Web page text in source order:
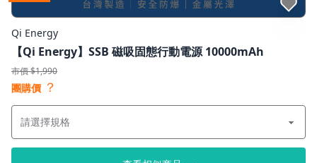
Qi Energy
【Qi Energy】SSB 磁吸固態行動電源 10000mAh
市價 $1,990
團購價 ？